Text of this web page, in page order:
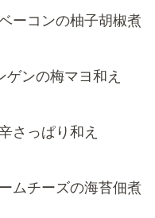
ーコンの柚子胡椒煮
ンの梅マヨ和え
さっぱり和え
ムチーズの海苔佃煮